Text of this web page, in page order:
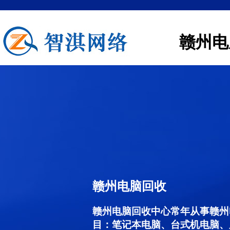
赣州
赣州电脑回收
赣州电脑回收中心常年从事赣
目：笔记本电脑、台式机电脑